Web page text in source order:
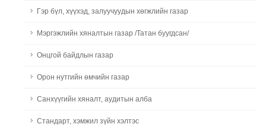
Гэр бүл, хүүхэд, залуучуудын хөгжлийн газар
Мэргэжлийн хяналтын газар /Татан буугдсан/
Онцгой байдлын газар
Орон нутгийн өмчийн газар
Санхүүгийн хяналт, аудитын алба
Стандарт, хэмжил зүйн хэлтэс